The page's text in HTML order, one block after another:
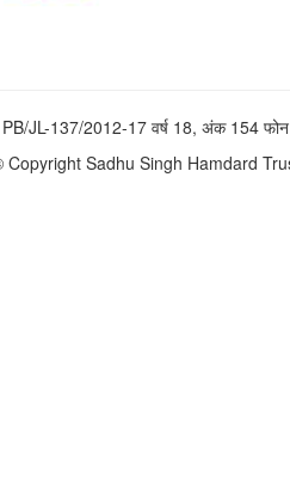
PB/JL-137/2012-17 वर्ष 18, अंक 154
Copyright Sadhu Singh Hamdard